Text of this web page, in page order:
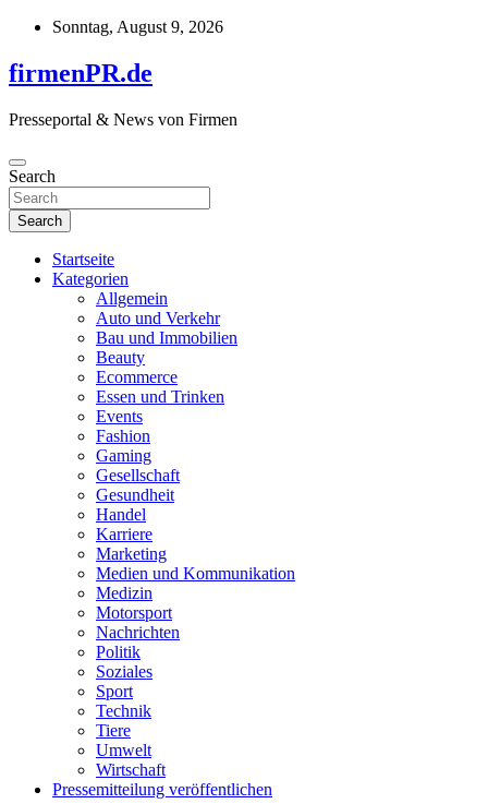
Skip
content
Sonntag, August 9, 2026
firmenPR.de
Presseportal & News von Firmen
Search
Search
Startseite
Kategorien
Allgemein
Auto und Verkehr
Bau und Immobilien
Beauty
Ecommerce
Essen und Trinken
Events
Fashion
Gaming
Gesellschaft
Gesundheit
Handel
Karriere
Marketing
Medien und Kommunikation
Medizin
Motorsport
Nachrichten
Politik
Soziales
Sport
Technik
Tiere
Umwelt
Wirtschaft
Pressemitteilung veröffentlichen